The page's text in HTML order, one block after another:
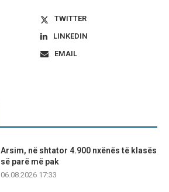
TWITTER
LINKEDIN
EMAIL
Arsim, në shtator 4.900 nxënës të klasës
së parë më pak
06.08.2026 17:33